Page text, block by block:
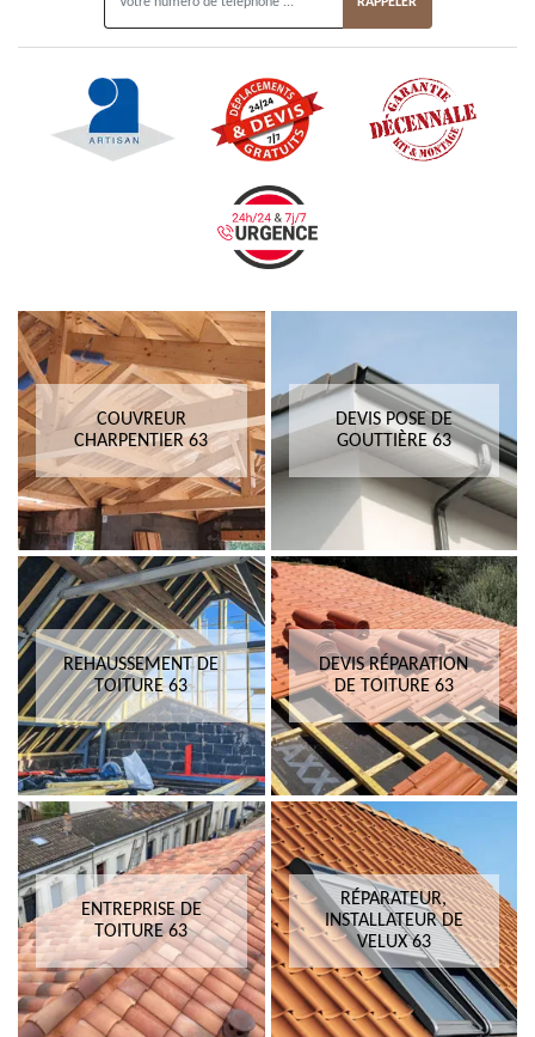
COUVREUR
CHARPENTIER 63
DEVIS POSE DE
GOUTTIÈRE 63
REHAUSSEMENT DE
TOITURE 63
DEVIS RÉPARATION
DE TOITURE 63
ENTREPRISE DE
TOITURE 63
RÉPARATEUR,
INSTALLATEUR DE
VELUX 63